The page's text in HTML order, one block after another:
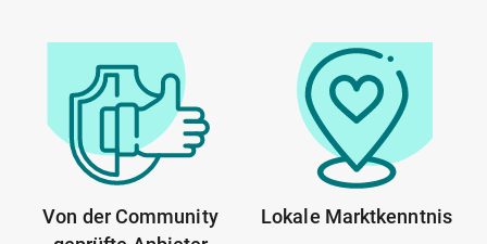
Von der Community
Lokale Marktkenntnis